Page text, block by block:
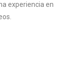
experiencia en